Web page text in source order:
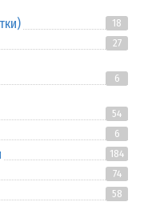
18
27
6
54
6
184
74
58